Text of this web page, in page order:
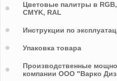
Цветовые палитры в RGB,
CMYK, RAL
Инструкции по
Упаковка товара
Производственные
компании ООО "Варко